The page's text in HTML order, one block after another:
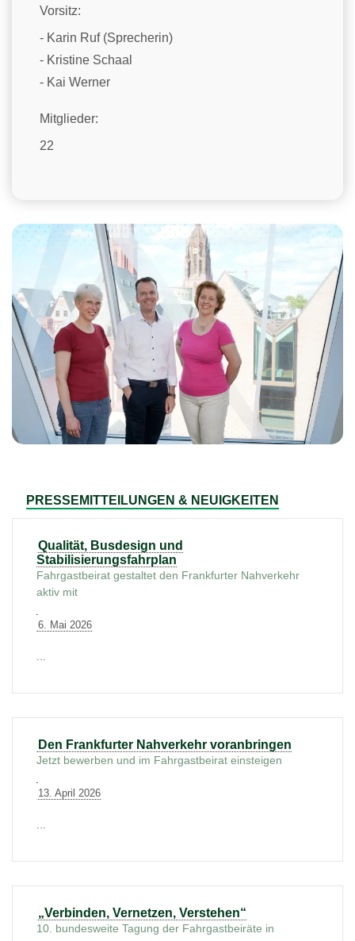
Vorsitz:
- Karin Ruf (Sprecherin)
- Kristine Schaal
- Kai Werner
Mitglieder:
22
PRESSEMITTEILUNGEN & NEUIGKEITEN
Qualität, Busdesign und
Stabilisierungsfahrplan
Fahrgastbeirat gestaltet den Frankfurter Nahverkehr
aktiv mit
6. Mai 2026
...
Den Frankfurter Nahverkehr voranbringen
Jetzt bewerben und im Fahrgastbeirat einsteigen
13. April 2026
...
„Verbinden, Vernetzen, Verstehen“
10. bundesweite Tagung der Fahrgastbeiräte in